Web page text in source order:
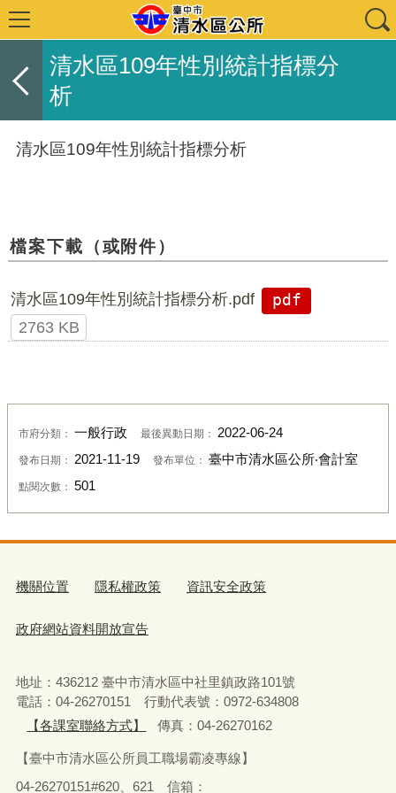
清水區109年性別統計指標分
析
清水區109年性別統計指標分析
檔案下載（或附件）
清水區109年性別統計指標分析.pdf
pdf
2763 KB
市府分類： 一般行政 最後異動日期： 2022-06-24
發布日期： 2021-11-19 發布單位： 臺中市清水區公所‧會計室
點閱次數： 501
機關位置 隱私權政策 資訊安全政策
政府網站資料開放宣告
地址：436212 臺中市清水區中社里鎮政路101號
電話：04-26270151 行動代表號：0972-634808
【各課室聯絡方式】
傳真：04-26270162
【臺中市清水區公所員工職場霸凌專線】
04-26270151#620、621 信箱：